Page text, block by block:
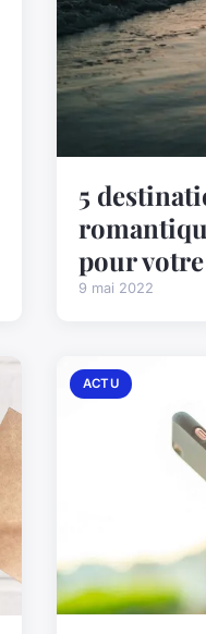
5
pour
9 mai 2022
ACTU